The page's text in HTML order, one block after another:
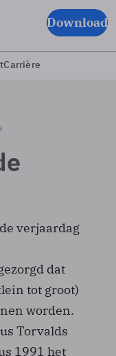
Download
Carrière
verjaardag
dat
tot groot)
worden.
Torvalds
1991 het